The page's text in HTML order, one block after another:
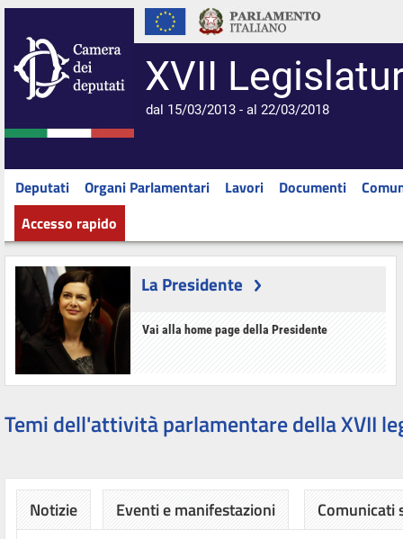
XVII
dal 15/03/2013 - al 22/03/2018
Deputati Organi Parlamentari Lavori Documenti
Accesso rapido
La Presidente
Vai alla home page della Presidente
Temi dell'attività parlamentare della XVII
Notizie Eventi e manifestazioni Comunicati